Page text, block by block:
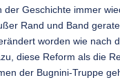
der Geschichte immer
Rand und Band
worden wie nach
diese Reform als die
der Bugnini-Truppe